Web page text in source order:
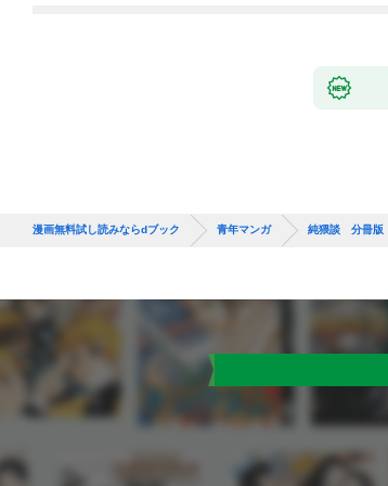
漫画無料試し読みならdブック 青年マンガ 純猥談 分冊版